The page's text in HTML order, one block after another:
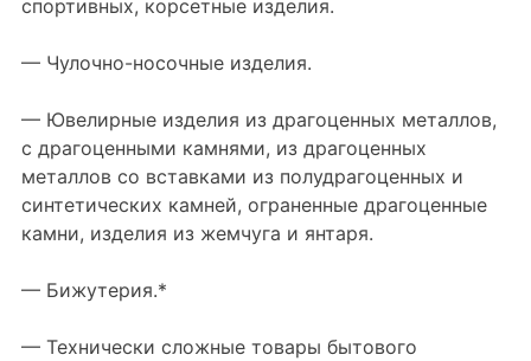
спортивных, корсетные изделия.
— Чулочно-носочные изделия.
— Ювелирные изделия из драгоценных металлов,
с драгоценными камнями, из драгоценных
металлов со вставками из полудрагоценных и
синтетических камней, ограненные драгоценные
камни, изделия из жемчуга и янтаря.
— Бижутерия.*
— Технически сложные товары бытового